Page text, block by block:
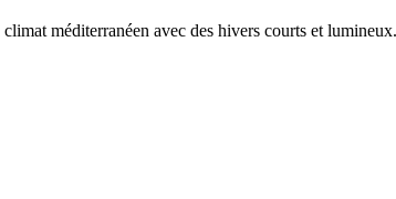
climat méditerranéen avec des hivers courts et